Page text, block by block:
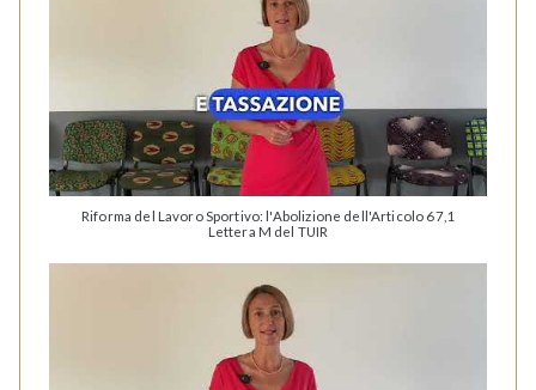
Riforma del Lavoro Sportivo: l'Abolizione dell'Articolo 67,1
Lettera M del TUIR